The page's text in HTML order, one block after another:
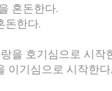
혼돈한다.
돈한다.
을 호기심으로 시작
이기심으로 시작한다.